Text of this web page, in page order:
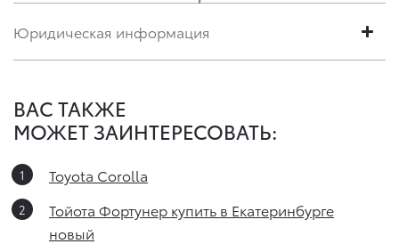
Юридическая информация
ВАС ТАКЖЕ
МОЖЕТ ЗАИНТЕРЕСОВАТЬ:
Toyota Corolla
Тойота Фортунер купить в Екатеринбурге
новый